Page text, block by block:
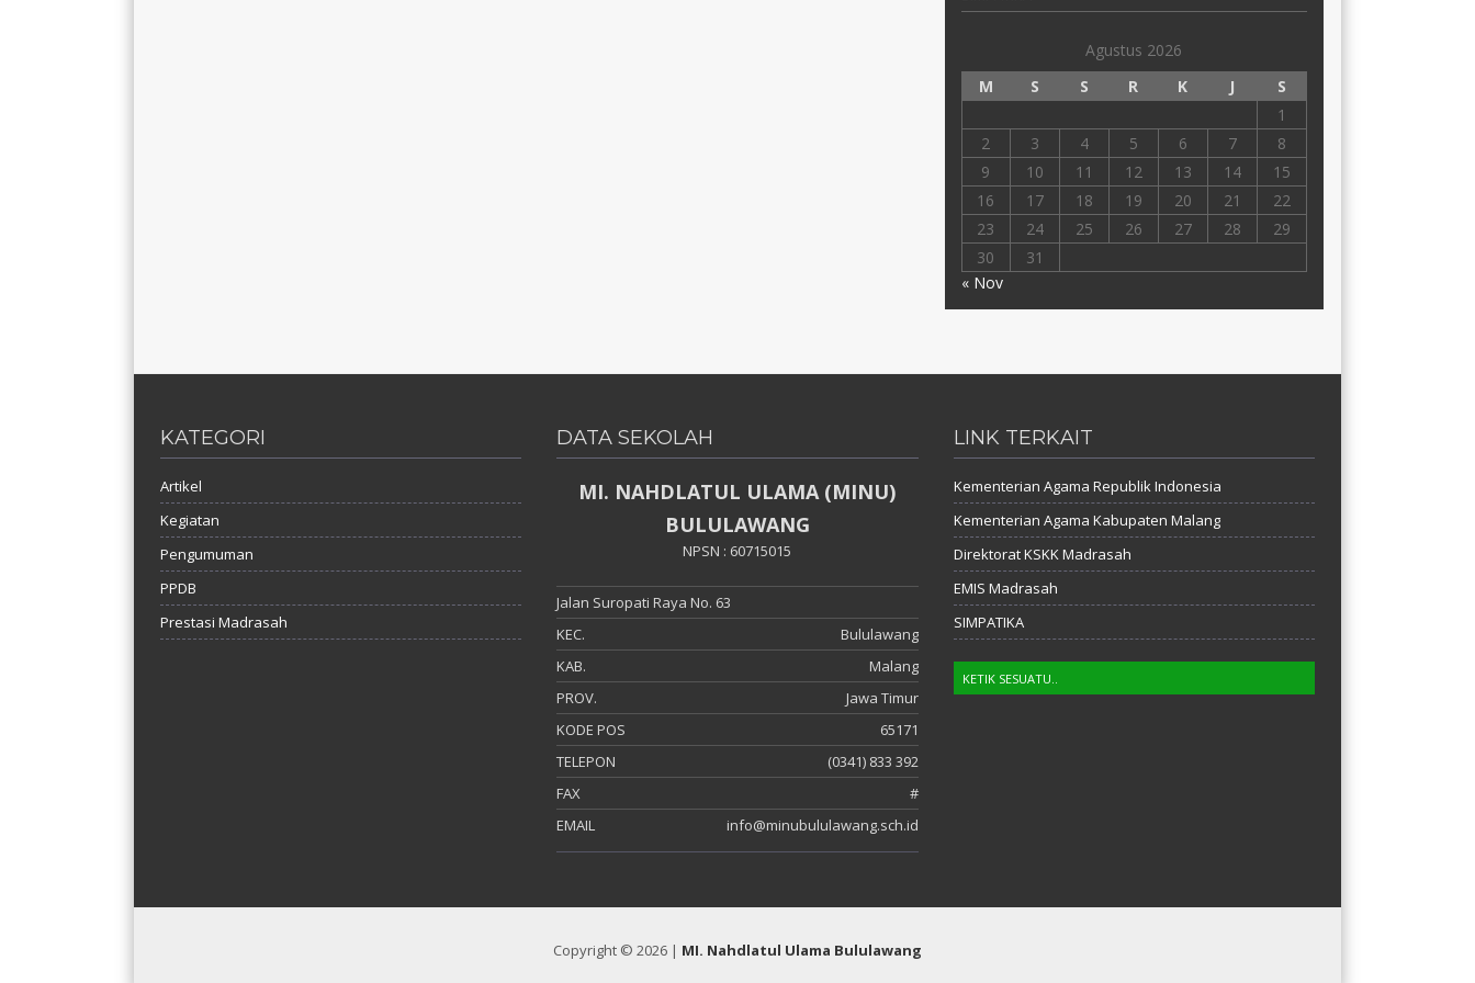
Agustus 2026
M
S S R K J
S
1
2
3 4 5 6 7
8
9
10 11 12 13 14
15
16
17 18 19 20 21
22
23
24 25 26 27 28
29
30
31
« Nov
KATEGORI
Artikel
Kegiatan
Pengumuman
PPDB
Prestasi Madrasah
DATA SEKOLAH
MI. NAHDLATUL ULAMA (MINU)
BULULAWANG
NPSN : 60715015
Jalan Suropati Raya No. 63
KEC.
Bululawang
KAB.
Malang
PROV.
Jawa Timur
KODE POS
65171
TELEPON
(0341) 833 392
FAX
#
EMAIL
info@minubululawang.sch.id
LINK TERKAIT
Kementerian Agama Republik Indonesia
Kementerian Agama Kabupaten Malang
Direktorat KSKK Madrasah
EMIS Madrasah
SIMPATIKA
Copyright © 2026 | MI. Nahdlatul Ulama Bululawang